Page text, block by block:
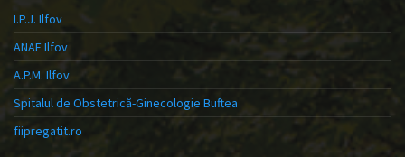
I.P.J. Ilfov
ANAF Ilfov
A.P.M. Ilfov
Spitalul de Obstetrică-Ginecologie Buftea
fiipregatit.ro